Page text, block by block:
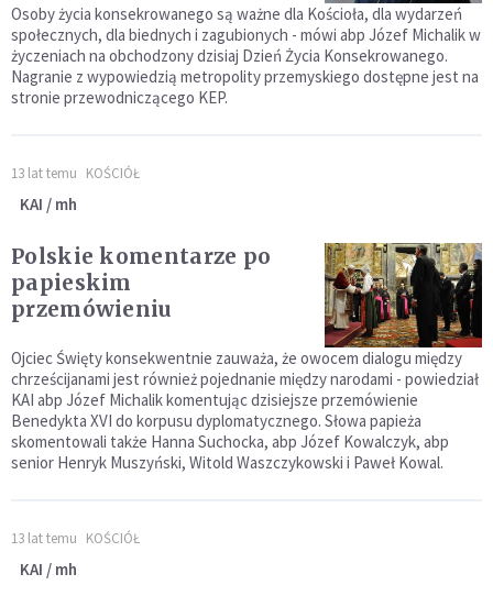
Osoby życia konsekrowanego są ważne dla Kościoła, dla wydarzeń
społecznych, dla biednych i zagubionych - mówi abp Józef Michalik w
życzeniach na obchodzony dzisiaj Dzień Życia Konsekrowanego.
Nagranie z wypowiedzią metropolity przemyskiego dostępne jest na
stronie przewodniczącego KEP.
13 lat temu KOŚCIÓŁ
KAI / mh
Polskie komentarze po
papieskim
przemówieniu
Ojciec Święty konsekwentnie zauważa, że owocem dialogu między
chrześcijanami jest również pojednanie między narodami - powiedział
KAI abp Józef Michalik komentując dzisiejsze przemówienie
Benedykta XVI do korpusu dyplomatycznego. Słowa papieża
skomentowali także Hanna Suchocka, abp Józef Kowalczyk, abp
senior Henryk Muszyński, Witold Waszczykowski i Paweł Kowal.
13 lat temu KOŚCIÓŁ
KAI / mh